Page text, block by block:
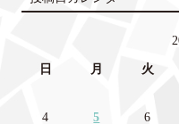
日 月 火
4
5 6